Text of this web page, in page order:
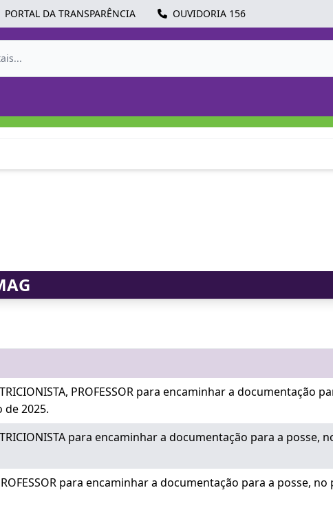
PORTAL DA TRANSPARÊNCIA OUVIDORIA 156
PROFESSOR para encaminhar a documentação
2025.
para encaminhar a documentação para a posse,
para encaminhar a documentação para a posse,